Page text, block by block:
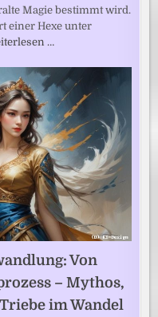
Magie bestimmt wird.
einer Hexe unter
…
Von
– Mythos,
im Wandel